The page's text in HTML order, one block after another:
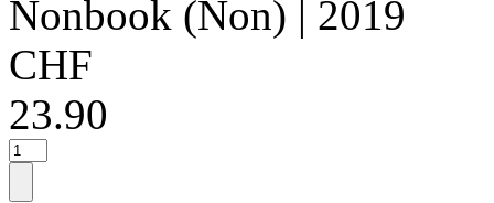
Nonbook (Non) | 2019
CHF
23.90